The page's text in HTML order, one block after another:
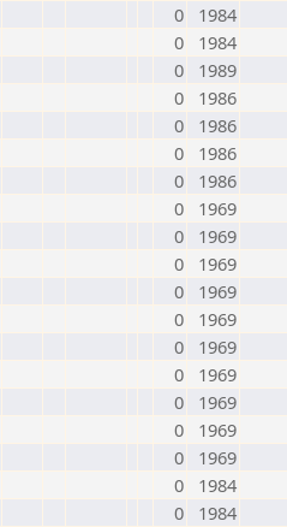
0
1984
0
1984
0
1989
0
1986
0
1986
0
1986
0
1986
0
1969
0
1969
0
1969
0
1969
0
1969
0
1969
0
1969
0
1969
0
1969
0
1969
0
1984
0
1984